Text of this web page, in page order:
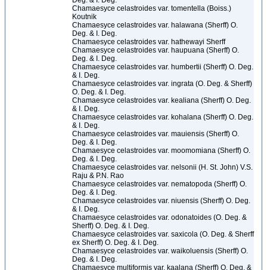
Chamaesyce celastroides var. tomentella (Boiss.)
Koutnik
Chamaesyce celastroides var. halawana (Sherff) O.
Deg. & I. Deg.
Chamaesyce celastroides var. hathewayi Sherff
Chamaesyce celastroides var. haupuana (Sherff) O.
Deg. & I. Deg.
Chamaesyce celastroides var. humbertii (Sherff) O. Deg.
& I. Deg.
Chamaesyce celastroides var. ingrata (O. Deg. & Sherff)
O. Deg. & I. Deg.
Chamaesyce celastroides var. kealiana (Sherff) O. Deg.
& I. Deg.
Chamaesyce celastroides var. kohalana (Sherff) O. Deg.
& I. Deg.
Chamaesyce celastroides var. mauiensis (Sherff) O.
Deg. & I. Deg.
Chamaesyce celastroides var. moomomiana (Sherff) O.
Deg. & I. Deg.
Chamaesyce celastroides var. nelsonii (H. St. John) V.S.
Raju & P.N. Rao
Chamaesyce celastroides var. nematopoda (Sherff) O.
Deg. & I. Deg.
Chamaesyce celastroides var. niuensis (Sherff) O. Deg.
& I. Deg.
Chamaesyce celastroides var. odonatoides (O. Deg. &
Sherff) O. Deg. & I. Deg.
Chamaesyce celastroides var. saxicola (O. Deg. & Sherff
ex Sherff) O. Deg. & I. Deg.
Chamaesyce celastroides var. waikoluensis (Sherff) O.
Deg. & I. Deg.
Chamaesyce multiformis var. kaalana (Sherff) O. Deg. &